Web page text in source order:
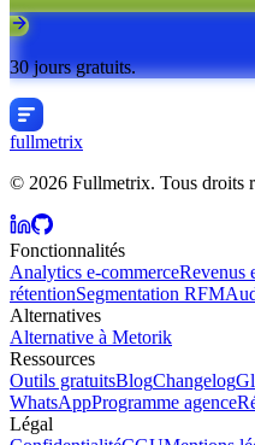
30 jours gratuits.
fullmetrix
© 2026 Fullmetrix. Tous droits
Fonctionnalités
Analytics e-commerceRevenus
rétentionSegmentation RFM
Alternatives
Alternative à Metorik
Ressources
Outils gratuitsBlogChangelog
WhatsAppProgramme agence
Légal